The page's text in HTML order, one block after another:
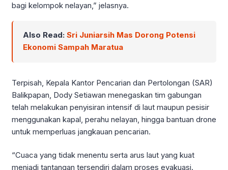
bagi kelompok nelayan,” jelasnya.
Also Read: Sri Juniarsih Mas Dorong Potensi
Ekonomi Sampah Maratua
Terpisah, Kepala Kantor Pencarian dan Pertolongan (SAR)
Balikpapan, Dody Setiawan menegaskan tim gabungan
telah melakukan penyisiran intensif di laut maupun pesisir
menggunakan kapal, perahu nelayan, hingga bantuan drone
untuk memperluas jangkauan pencarian.
“Cuaca yang tidak menentu serta arus laut yang kuat
menjadi tantangan tersendiri dalam proses evakuasi.